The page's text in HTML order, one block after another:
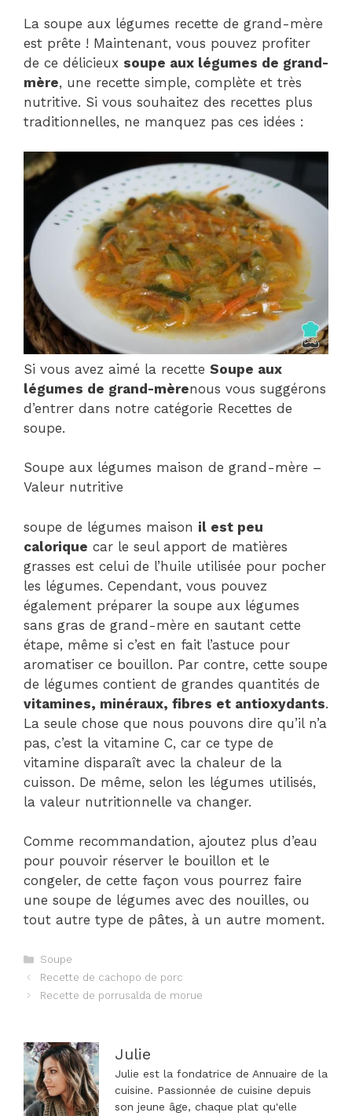
La soupe aux légumes recette de grand-mère
est prête ! Maintenant, vous pouvez profiter
de ce délicieux soupe aux légumes de grand-
mère, une recette simple, complète et très
nutritive. Si vous souhaitez des recettes plus
traditionnelles, ne manquez pas ces idées :
Si vous avez aimé la recette Soupe aux
légumes de grand-mèrenous vous suggérons
d’entrer dans notre catégorie Recettes de
soupe.
Soupe aux légumes maison de grand-mère –
Valeur nutritive
soupe de légumes maison il est peu
calorique car le seul apport de matières
grasses est celui de l’huile utilisée pour pocher
les légumes. Cependant, vous pouvez
également préparer la soupe aux légumes
sans gras de grand-mère en sautant cette
étape, même si c’est en fait l’astuce pour
aromatiser ce bouillon. Par contre, cette soupe
de légumes contient de grandes quantités de
vitamines, minéraux, fibres et antioxydants.
La seule chose que nous pouvons dire qu’il n’a
pas, c’est la vitamine C, car ce type de
vitamine disparaît avec la chaleur de la
cuisson. De même, selon les légumes utilisés,
la valeur nutritionnelle va changer.
Comme recommandation, ajoutez plus d’eau
pour pouvoir réserver le bouillon et le
congeler, de cette façon vous pourrez faire
une soupe de légumes avec des nouilles, ou
tout autre type de pâtes, à un autre moment.
Catégories
Soupe
Navigation
des
Recette de cachopo de porc
Recette de porrusalda de morue
Julie
Julie est la fondatrice de Annuaire de la
cuisine. Passionnée de cuisine depuis
son jeune âge, chaque plat qu'elle